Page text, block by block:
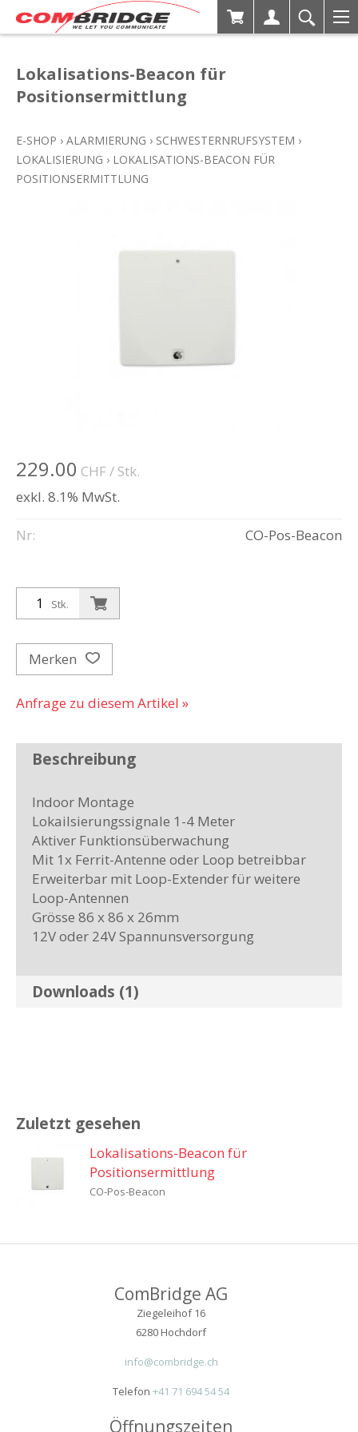
Lokalisations-Beacon für
Positionsermittlung
E-SHOP › ALARMIERUNG › SCHWESTERNRUFSYSTEM ›
LOKALISIERUNG › LOKALISATIONS-BEACON FÜR
POSITIONSERMITTLUNG
229.00 CHF/ Stk.
exkl. 8.1% MwSt.
Nr: CO-Pos-Beacon
Stk.
Merken
Anfrage zu diesem Artikel »
Beschreibung
Indoor Montage
Lokailsierungssignale 1-4 Meter
Aktiver Funktionsüberwachung
Mit 1x Ferrit-Antenne oder Loop betreibbar
Erweiterbar mit Loop-Extender für weitere
Loop-Antennen
Grösse 86 x 86 x 26mm
12V oder 24V Spannunsversorgung
Downloads (1)
Zuletzt gesehen
Lokalisations-Beacon für
Positionsermittlung
CO-Pos-Beacon
ComBridge AG
Ziegeleihof 16
6280 Hochdorf
info@combridge.ch
Telefon +41 71 694 54 54
Öffnungszeiten